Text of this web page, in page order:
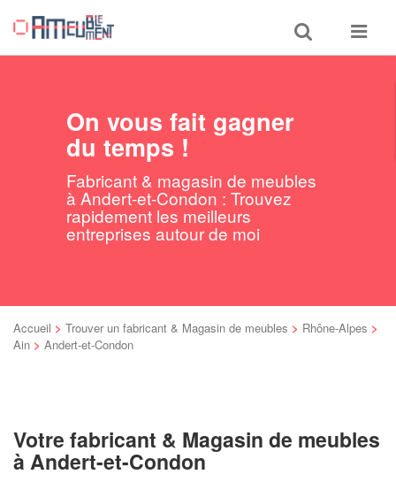
Toggle
search
Toggle
On vous fait gagner
du temps !
Fabricant & magasin de meubles
à Andert-et-Condon : Trouvez
rapidement les meilleurs
entreprises autour de moi
Accueil > Trouver un fabricant & Magasin de meubles > Rhône-Alpes >
Ain > Andert-et-Condon
Votre fabricant & Magasin de meubles
à Andert-et-Condon